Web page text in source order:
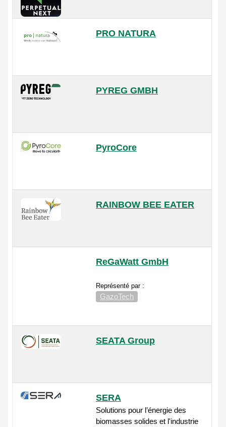
PRO NATURA
PYREG GMBH
PyroCore
RAINBOW BEE EATER
ReGaWatt GmbH
Représenté par :
GazoTech
SEATA Group
SERA
Solutions pour l’énergie des
biomasses solides et l'industrie